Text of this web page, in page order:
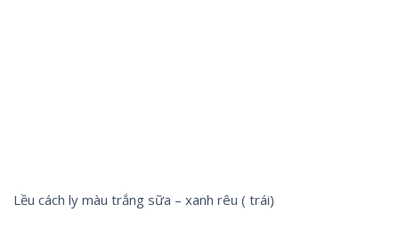
Lều cách ly màu trắng sữa – xanh rêu ( trái)